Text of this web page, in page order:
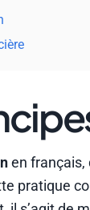
en français,
pratique